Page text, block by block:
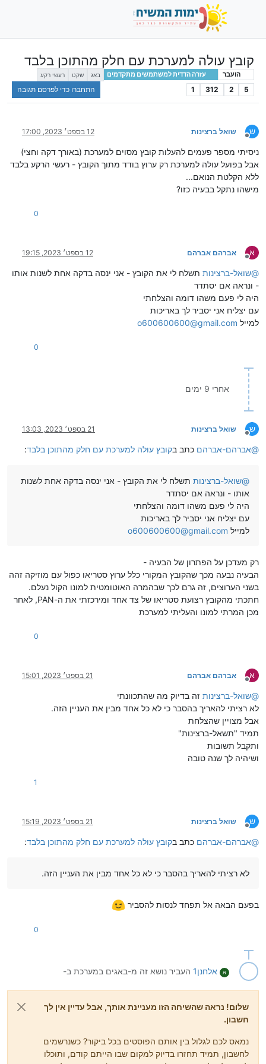
קובץ עולה למערכת עם חלק מהתוכן בלבד
הועבר עזרה הדדית למשתמשים מתקדמים באג שקט רעשי רקע
5
2
312
1 התחברו כדי לפרסם תגובה
ש
מנותק
שואל ברצינות 12 בספט׳ 2023, 17:00
ניסיתי מספר פעמים להעלות קובץ מסוים למערכת (באורך דקה וחצי)
אבל בפועל עולה למערכת רק ערוץ בודד מתוך הקובץ - רעשי הרקע בלבד
ללא הקלטת הנואם...
מישהו נתקל בבעיה כזו?
0
א
מנותק
אברהם אברהם 12 בספט׳ 2023, 19:15
@שואל-ברצינות תשלח לי את הקובץ - אני ינסה בדקה אחת לשנות אותו
- ונראה אם יסתדר
היה לי פעם משהו דומה והצלחתי
עם יצליח אני יסביר לך באריכות
למייל o600600600@gmail.com
0
אחרי 9 ימים
ש
מנותק
שואל ברצינות 21 בספט׳ 2023, 13:03
@אברהם-אברהם כתב בקובץ עולה למערכת עם חלק מהתוכן בלבד:
@שואל-ברצינות תשלח לי את הקובץ - אני ינסה בדקה אחת לשנות
אותו - ונראה אם יסתדר
היה לי פעם משהו דומה והצלחתי
עם יצליח אני יסביר לך באריכות
למייל o600600600@gmail.com
רק מעדכן על הפתרון של הבעיה -
הבעיה נבעה מכך שהקובץ המקורי כלל ערוץ סטריאו כפול עם מוזיקה זהה
בשני הערוצים, זה גרם לכך שבהמרה האוטומטית למונו הקול נעלם.
חתכתי מהקובץ רצועת סטריאו של צד אחד ומירכזתי את ה-PAN, לאחר
מכן המרתי למונו והעליתי למערכת
0
א
מנותק
אברהם אברהם 21 בספט׳ 2023, 15:01
@שואל-ברצינות זה בדיוק מה שהתכוונתי
לא רציתי להאריך בהסבר כי לא כל אחד מבין את העניין הזה.
אבל מצויין שהצלחת
תמיד "תשאל-ברצינות"
ותקבל תשובות
ושיהיה לך שנה טובה
1
ש
מנותק
שואל ברצינות 21 בספט׳ 2023, 15:19
@אברהם-אברהם כתב בקובץ עולה למערכת עם חלק מהתוכן בלבד:
לא רציתי להאריך בהסבר כי לא כל אחד מבין את העניין הזה.
בפעם הבאה אל תפחד לנסות להסביר
0
א אלחנן1 העביר נושא זה מ-באגים במערכת ב-
שלום! נראה שהשיחה הזו מעניינת אותך, אבל עדיין אין לך
חשבון.
נמאס לכם לגלול בין אותם הפוסטים בכל ביקור? כשנרשמים
לחשבון, תמיד תחזרו בדיוק למקום שבו הייתם קודם, ותוכלו